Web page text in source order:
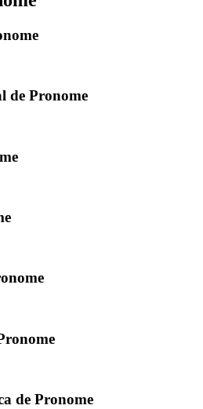
de Pronome
de Pronome